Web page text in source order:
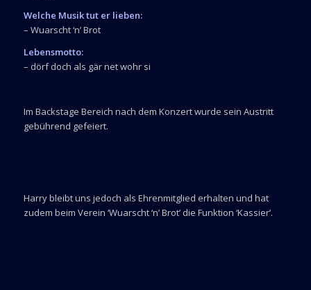
Welche Musik tut er lieben:
– Wuarscht ‘n’ Brot
Lebensmotto:
– dörf doch als gär net wohr si
Im Backstage Bereich nach dem Konzert wurde sein Austritt
gebührend gefeiert.
Harry bleibt uns jedoch als Ehrenmitglied erhalten und hat
zudem beim Verein ‘Wuarscht ‘n’ Brot’ die Funktion ‘Kassier’.